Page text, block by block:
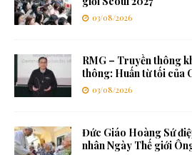
03/08/2026
RMG – Truyền thông
thông: Huấn từ tối của
03/08/2026
Đức Giáo Hoàng Sứ
nhân Ngày Thế giới